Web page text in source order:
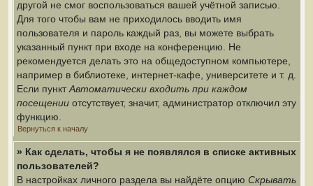
другой не смог воспользоваться вашей учётной записью.
Для того чтобы вам не приходилось вводить имя
пользователя и пароль каждый раз, вы можете выбрать
указанный пункт при входе на конференцию. Не
рекомендуется делать это на общедоступном компьютере,
например в библиотеке, интернет-кафе, университете и т. д.
Если пунктАвтоматически входить при каждом
посещении отсутствует, значит, администратор отключил эту
функцию.
Вернуться к началу
» Как сделать, чтобы я не появлялся в списке активных
пользователей?
В настройках личного раздела вы найдёте опцию Скрывать